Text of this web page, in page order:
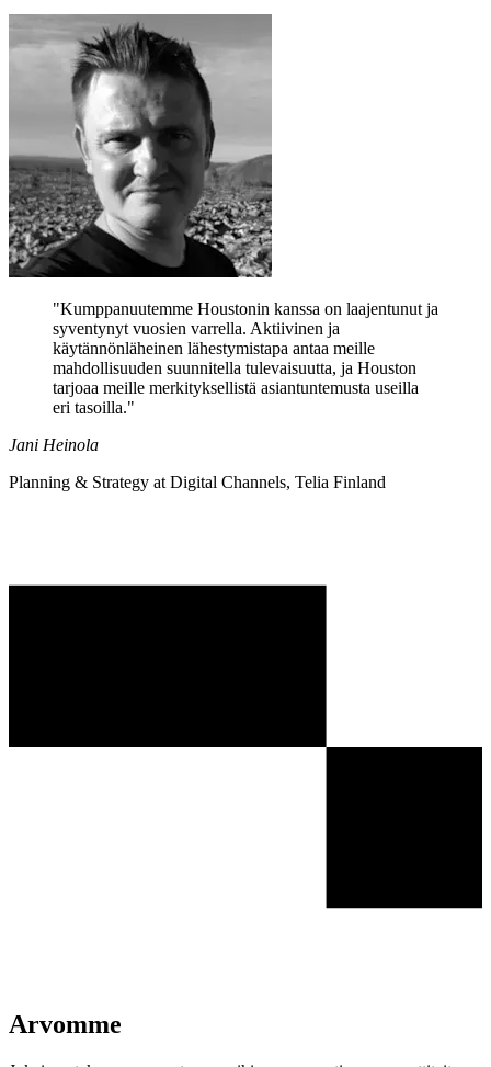
"Kumppanuutemme Houstonin kanssa on laajentunut ja
syventynyt vuosien varrella. Aktiivinen ja
käytännönläheinen lähestymistapa antaa meille
mahdollisuuden suunnitella tulevaisuutta, ja Houston
tarjoaa meille merkityksellistä asiantuntemusta useilla
eri tasoilla."
Jani Heinola
Planning & Strategy at Digital Channels, Telia Finland
Arvomme